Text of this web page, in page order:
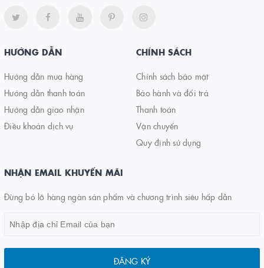
HƯỚNG DẪN
Hướng dẫn mua hàng
Hướng dẫn thanh toán
Hướng dẫn giao nhận
Điều khoản dịch vụ
CHÍNH SÁCH
Chính sách bảo mật
Bảo hành và đổi trả
Thanh toán
Vận chuyển
Quy định sử dụng
NHẬN EMAIL KHUYẾN MÃI
Đừng bỏ lỡ hàng ngàn sản phẩm và chương trình siêu hấp dẫn
ĐĂNG KÝ